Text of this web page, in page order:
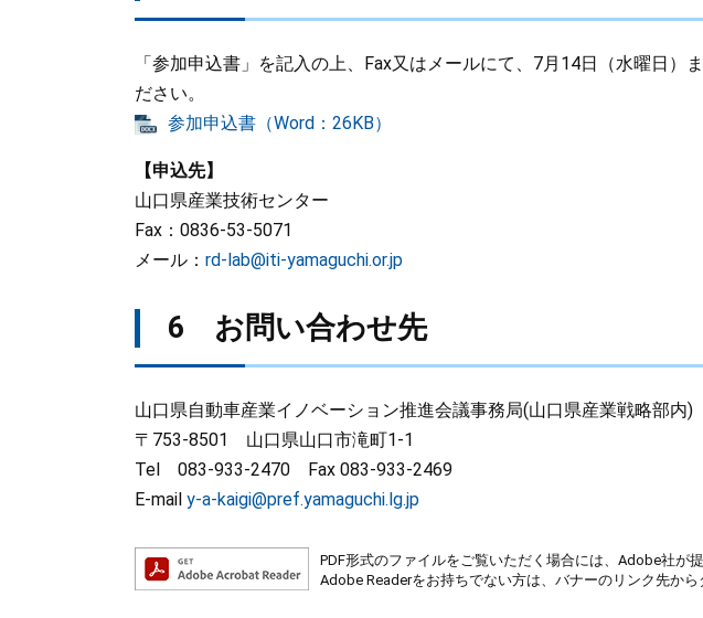
「参加申込書」を記入の上、Fax又はメールにて、7月14日（水曜日）
ださい。
参加申込書（Word：26KB）
【申込先】
山口県産業技術センター
Fax：0836-53-5071
メール： rd-lab@iti-yamaguchi.or.jp
6 お問い合わせ先
山口県自動車産業イノベーション推進会議事務局(山口県産業戦略部内)
〒753-8501 山口県山口市滝町1-1
Tel 083-933-2470 Fax 083-933-2469
E-mail y-a-kaigi@pref.yamaguchi.lg.jp
PDF形式のファイルをご覧いただく場合には、Adobe社が
Adobe Readerをお持ちでない方は、バナーのリンク先から